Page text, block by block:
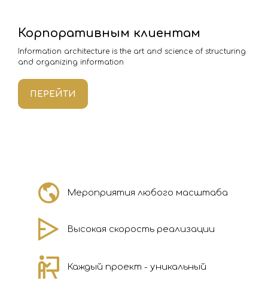
Корпоративным клиентам
Information architecture is the art and science of structuring
and organizing information
ПЕРЕЙТИ
Мероприятия любого масштаба
Каждый проект - уникальный
Высокая скорость реализации